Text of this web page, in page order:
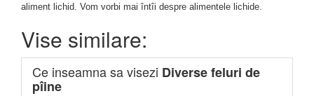
aliment lichid. Vom vorbi mai întîi despre alimentele lichide.
Vise similare:
Ce inseamna sa visezi Diverse feluri de
pîine